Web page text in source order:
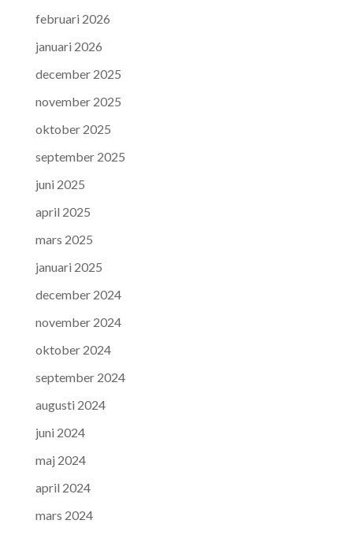
februari 2026
januari 2026
december 2025
november 2025
oktober 2025
september 2025
juni 2025
april 2025
mars 2025
januari 2025
december 2024
november 2024
oktober 2024
september 2024
augusti 2024
juni 2024
maj 2024
april 2024
mars 2024